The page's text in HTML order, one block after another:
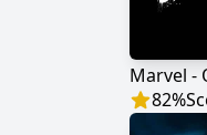
Marvel -
82%